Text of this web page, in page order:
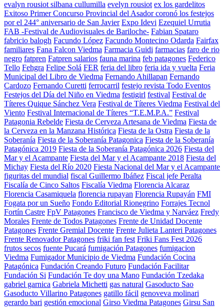
evalyn rousiot silbana cullumilla evelyn rousiot ex los gardelitos
Exitoso Primer Concurso Provincial del Asador coronó los festejos
por el 244° aniversario de San Javier Expo Idevi Ezequiel Urrutia
FAB -Festival de Audiovisuales de Bariloche- Fabian Spataro
fabricio balogh Facundo López Facundo Montecino Odarda Fairfax
familiares Fana Falcon Viedma Farmacia Guidi farmacias faro de rio
negro fatpren Fatpren salarios fauna marina feb patagones Federico
Tello Fehgra Felipe Solá FER feria del libro feria ida y vuelta Feria
Municipal del Libro de Viedma Fernando Ahillapan Fernando
Cardozo Fernando Curetti ferrocarril festejo revista Todo Eventos
Festejos del Día del Niño en Viedma festigirl festival Festival de
Títeres Quique Sánchez Vera Festival de Títeres Viedma Festival del
Viento Festival Internacional de Títeres “T.E.M.P.A.” Festival
Patagonia Rebelde Fiesta de Cerveza Artesana de Viedma Fiesta de
la Cerveza en la Manzana Histórica Fiesta de la Ostra Fiesta de la
Soberanía Fiesta de la Soberanía Patagonica Fiesta de la Soberanía
Patagónica 2019 Fiesta de la Soberanía Patagónica 2026 Fiesta del
Mar y el Acampante Fiesta del Mar y el Acampante 2018 Fiesta del
Michay Fiesta del Río 2020 Fiesta Nacional del Mar y el Acampante
figuritas del mundial fiscal Guillermo Ibáñez Fiscal jefe Peralta
Fiscalía de Cinco Saltos Fiscalía Viedma Florencia Alcaraz
Florencia Casamiquela florencia rupayan Florencia Rupayán FMI
Fogata por un Sueño Fondo Editorial Rionegrino Forrajes Tecnol
Fortín Castre FpV Patagones Francisco de Viedma y Narváez Fredy
Morales Frente de Todos Patagones Frente de Unidad Docente
Patagones Frente Gremial Docente Frente Julieta Lanteri Patagones
Frente Renovador Patagones friki fan fest Friki Fans Fest 2026
frutos secos fuente Pucará fumigación Patagones fumigacion
Viedma Fumigador Municipio de Viedma Fundación Cocina
Patagónica Fundación Creando Futuro Fundación Facilitar
Fundación Si Fundación Te doy una Mano Fundación Tzedaka
gabriel garnica Gabriela Michetti gas natural Gasoducto Sao
Gasoducto Villarino Patagones gatillo fácil genoveva molinari
gerardo bari gestión emocional Girso Viedma Patagones Girsu San